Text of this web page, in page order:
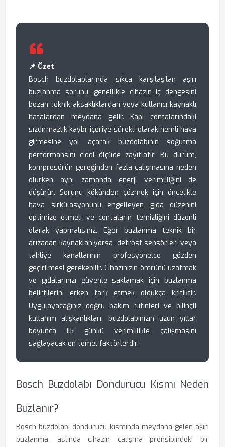
📌 Özet
Bosch buzdolaplarında sıkça karşılaşılan aşırı
buzlanma sorunu, genellikle cihazın iç dengesini
bozan teknik aksaklıklardan veya kullanıcı kaynaklı
hatalardan meydana gelir. Kapı contalarındaki
sızdırmazlık kaybı, içeriye sürekli olarak nemli hava
girmesine yol açarak buzdolabının soğutma
performansını ciddi ölçüde zayıflatır. Bu durum,
kompresörün gereğinden fazla çalışmasına neden
olurken aynı zamanda enerji verimliliğini de
düşürür. Sorunu kökünden çözmek için öncelikle
hava sirkülasyonunu engelleyen gıda düzenini
optimize etmeli ve contaların temizliğini düzenli
olarak yapmalısınız. Eğer buzlanma teknik bir
arızadan kaynaklanıyorsa, defrost sensörleri veya
tahliye kanallarının profesyonelce gözden
geçirilmesi gerekebilir. Cihazınızın ömrünü uzatmak
ve gıdalarınızı güvenle saklamak için buzlanma
belirtilerini erken fark etmek oldukça kritiktir.
Uygulayacağınız doğru bakım rutinleri ve bilinçli
kullanım alışkanlıkları, buzdolabınızın uzun yıllar
boyunca ilk günkü verimlilikle çalışmasını
sağlayacak en temel faktörlerdir.
Bosch Buzdolabı Dondurucu Kısmı Neden
Buzlanır?
Bosch buzdolabı dondurucu kısmında meydana gelen aşırı
buzlanma, aslında cihazın çalışma prensibindeki bir